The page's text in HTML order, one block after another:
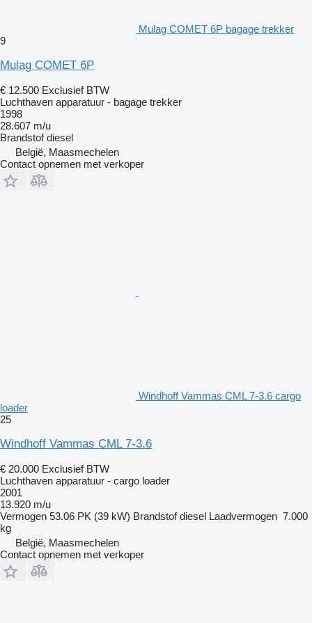
Mulag COMET 6P bagage trekker
9
Mulag COMET 6P
€ 12.500 Exclusief BTW
Luchthaven apparatuur - bagage trekker
1998
28.607 m/u
Brandstof diesel
België, Maasmechelen
Contact opnemen met verkoper
Windhoff Vammas CML 7-3.6 cargo
loader
25
Windhoff Vammas CML 7-3.6
€ 20.000 Exclusief BTW
Luchthaven apparatuur - cargo loader
2001
13.920 m/u
Vermogen 53.06 PK (39 kW) Brandstof diesel Laadvermogen 7.000
kg
België, Maasmechelen
Contact opnemen met verkoper